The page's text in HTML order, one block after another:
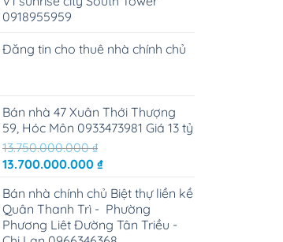
0918955959
Đăng tin cho thuê nhà chính chủ
Bán nhà 47 Xuân Thới Thượng
59, Hóc Môn 0933473981 Giá 13 tỷ
13.750.000.000₫
Giá
là:
13.750.000.000 ₫.
13.700.000.000 ₫Giá
tại
là:
13.700.000.000 ₫.
Bán nhà chính chủ Biệt thự liền kề
Quân Thanh Trì - Phường
Phương Liêt Đường Tân Triều -